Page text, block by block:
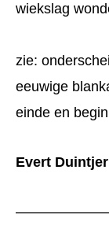
wiekslag
zie:
eeuwige
einde en
Evert